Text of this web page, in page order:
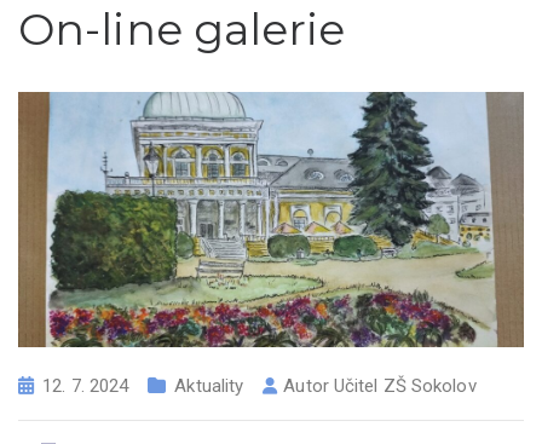
On-line galerie
12. 7. 2024 Aktuality Autor Učitel ZŠ Sokolov